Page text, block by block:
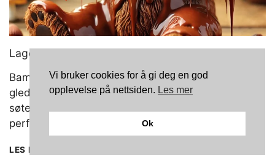
Lage egen Bamsemums? Stor guide med oppskrift
Bamsemums er en kjær norsk klassiker som har
gledet både barn og voksne i generasjoner. Disse
søte, skumaktige bjørnene dekket med sjokolade er
perfekte til …
LES MER
Vi bruker cookies for å gi deg en god
opplevelse på nettsiden. Les mer
Ok